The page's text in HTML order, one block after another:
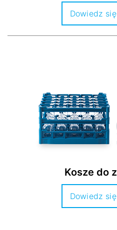
Dowiedz
Kosze do
Dowiedz